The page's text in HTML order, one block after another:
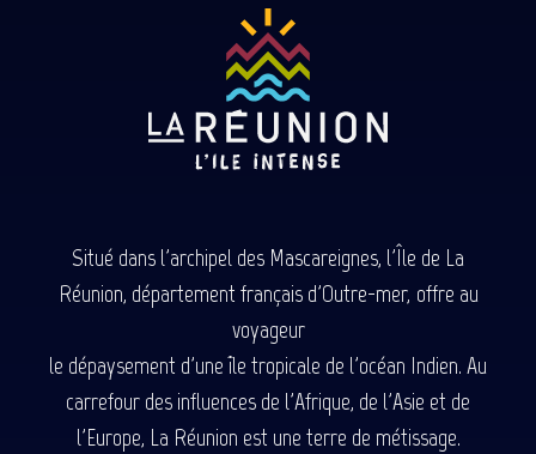
Situé dans l'archipel des Mascareignes, l'Île de La
Réunion, département français d'Outre-mer, offre au
voyageur
le dépaysement d'une île tropicale de l'océan Indien. Au
carrefour des influences de l'Afrique, de l'Asie et de
l'Europe, La Réunion est une terre de métissage.